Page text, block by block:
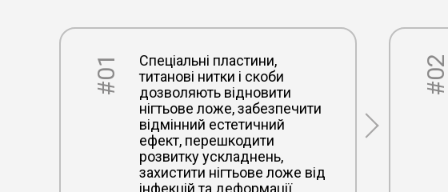
#01
Спеціальні пластини,
титанові нитки і скоби
дозволяють відновити
нігтьове ложе, забезпечити
відмінний естетичний
ефект, перешкодити
розвитку ускладнень,
захистити нігтьове ложе від
інфекцій та деформації.
#02